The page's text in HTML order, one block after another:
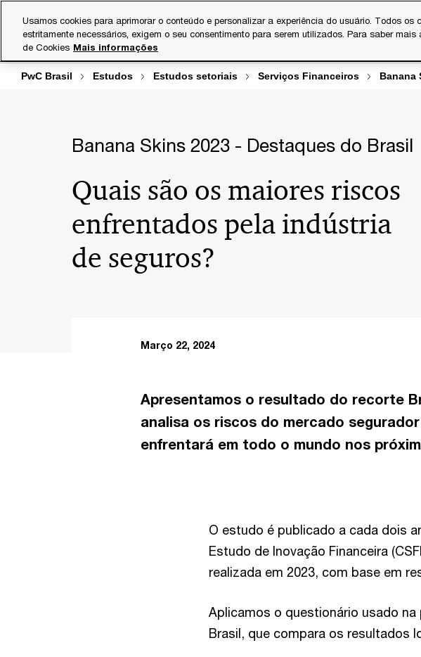
content
footer
Serviços
PwC Brasil Estudos Estudos setoriais Serviços Financeiros Banana
Banana Skins 2023 - Destaques do Brasil
Quais são os maiores riscos
enfrentados pela indústria
de seguros?
Março 22, 2024
Apresentamos o resultado do recorte
analisa os riscos do mercado
enfrentará em todo o mundo nos
O estudo é publicado a cada dois
Estudo de Inovação Financeira
realizada em 2023, com base em
Aplicamos o questionário usado
Brasil, que compara os resultados
Usamos cookies para aprimorar o conteúdo e personalizar a experiência do usuário. Todos os
estritamente necessários, exigem o seu consentimento para serem utilizados. Para saber
de Cookies Mais informações